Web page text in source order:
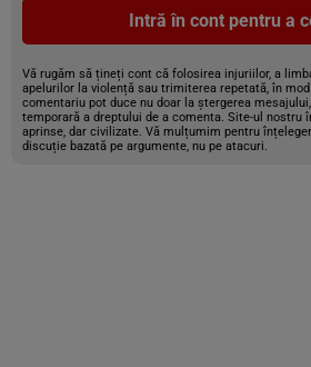
Intră în cont pentru a
Vă rugăm să țineți cont că folosirea injuriilor, a
apelurilor la violență sau trimiterea repetată, în mod
comentariu pot duce nu doar la ștergerea
temporară a dreptului de a comenta. Site-ul nostru
aprinse, dar civilizate. Vă mulțumim pentru
discuție bazată pe argumente, nu pe atacuri.